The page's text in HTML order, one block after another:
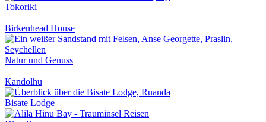
Tokoriki
Birkenhead House
Natur und Genuss
Kandolhu
Bisate Lodge